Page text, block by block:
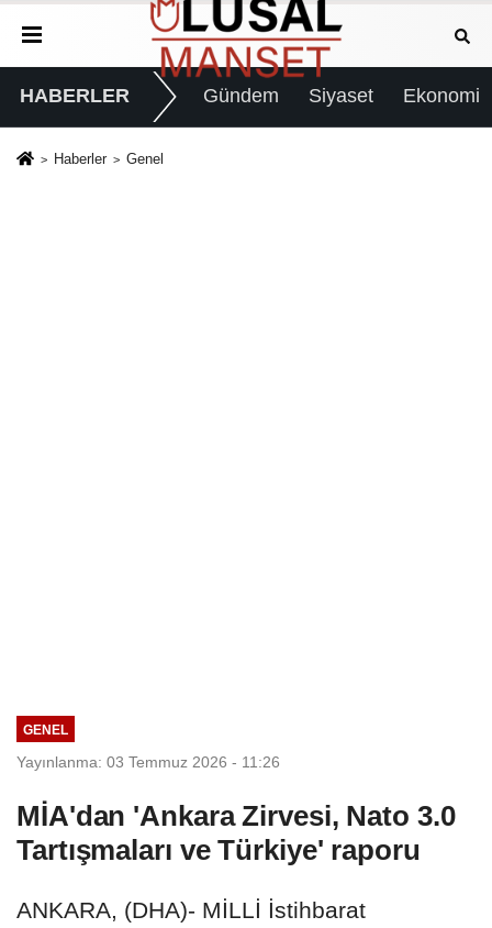
HABERLER Gündem Siyaset Ekonomi
Haberler Genel
GENEL
Yayınlanma: 03 Temmuz 2026 - 11:26
MİA'dan 'Ankara Zirvesi, Nato 3.0
Tartışmaları ve Türkiye' raporu
ANKARA, (DHA)- MİLLİ İstihbarat